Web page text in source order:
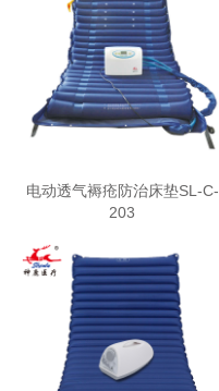
电动透气褥疮防治床垫SL-C-
203